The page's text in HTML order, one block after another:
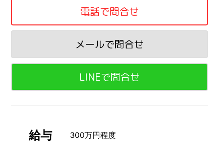
電話で問合せ
メールで問合せ
LINEで問合せ
給与 300万円程度